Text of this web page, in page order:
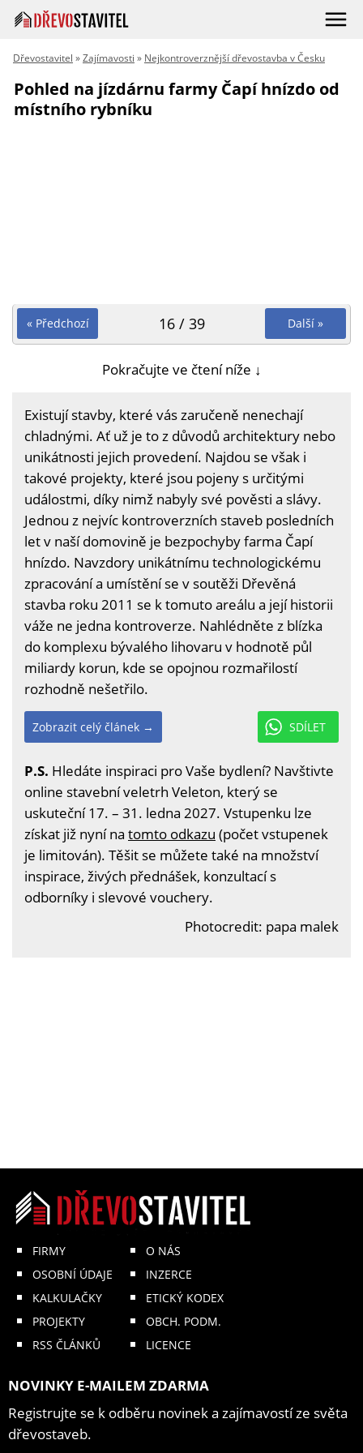
Dřevostavitel »Zajímavosti » Nejkontroverznější dřevostavba v Česku
Pohled na jízdárnu farmy Čapí hnízdo od
místního rybníku
« Předchozí Další »
16 / 39
Pokračujte ve čtení níže ↓
Existují stavby, které vás zaručeně nenechají
chladnými. Ať už je to z důvodů architektury nebo
unikátnosti jejich provedení. Najdou se však i
takové projekty, které jsou pojeny s určitými
událostmi, díky nimž nabyly své pověsti a slávy.
Jednou z nejvíc kontroverzních staveb posledních
let v naší domovině je bezpochyby farma Čapí
hnízdo. Navzdory unikátnímu technologickému
zpracování a umístění se v soutěži Dřevěná
stavba roku 2011 se k tomuto areálu a její historii
váže ne jedna kontroverze. Nahlédněte z blízka
do komplexu bývalého lihovaru v hodnotě půl
miliardy korun, kde se opojnou rozmařilostí
rozhodně nešetřilo.
SDÍLET
Zobrazit celý článek →
P.S. Hledáte inspiraci pro Vaše bydlení? Navštivte
online stavební veletrh Veleton, který se
uskuteční 17. – 31. ledna 2027. Vstupenku lze
získat již nyní na tomto odkazu (počet vstupenek
je limitován). Těšit se můžete také na množství
inspirace, živých přednášek, konzultací s
odborníky i slevové vouchery.
Photocredit: papa malek
FIRMY
OSOBNÍ ÚDAJE
KALKULAČKY
PROJEKTY
RSS ČLÁNKŮ
O NÁS
INZERCE
ETICKÝ KODEX
OBCH. PODM.
LICENCE
NOVINKY E-MAILEM ZDARMA
Registrujte se k odběru novinek a zajímavostí ze světa
dřevostaveb.